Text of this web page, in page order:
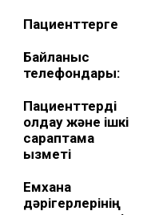
Пациенттерге
Байланыс
телефондары:
Пациенттерді
қолдау және ішкі
сараптама
қызметі
Емхана
дәрігерлерінің